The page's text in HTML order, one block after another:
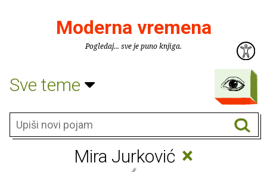
Moderna vremena
Pogledaj... sve je puno knjiga.
Sve teme
Mira Jurković ×